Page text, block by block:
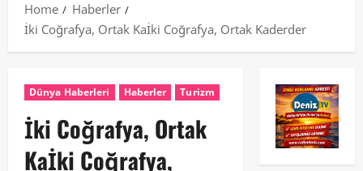
Home
Haberler
İki Coğrafya, Ortak Kaİki Coğrafya, Ortak Kaderder
Dünya Haberleri Haberler Turizm
İki Coğrafya, Ortak
Kaİki Coğrafya,